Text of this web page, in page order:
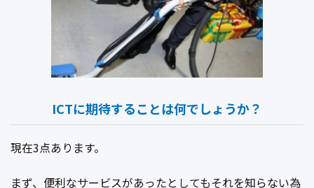
ICTに期待することは何でしょうか？
現在3点あります。
まず、便利なサービスがあったとしてもそれを知らない為